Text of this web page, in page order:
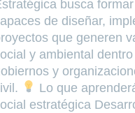
busca
de diseñar,
que generen
y ambiental
y
Lo que
estratégica